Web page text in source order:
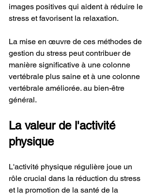
images positives qui aident à réduire le
stress et favorisent la relaxation.
La mise en œuvre de ces méthodes de
gestion du stress peut contribuer de
manière significative à une colonne
vertébrale plus saine et à une colonne
vertébrale améliorée. au bien-être
général.
La valeur de l'activité
physique
L'activité physique régulière joue un
rôle crucial dans la réduction du stress
et la promotion de la santé de la